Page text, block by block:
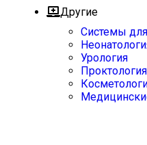
Другие
Системы
Урология
Проктология